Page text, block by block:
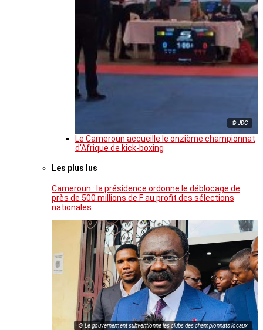
© JDC
Le Cameroun accueille le onzième championnat
d’Afrique de kick-boxing
Les plus lus
Cameroun : la présidence ordonne le déblocage de
près de 500 millions de F au profit des sélections
nationales
© Le gouvernement subventionne les clubs des championnats locaux